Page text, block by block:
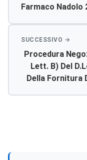
Farmaco
Procedura
Lett. B) Del
Della Fornitura